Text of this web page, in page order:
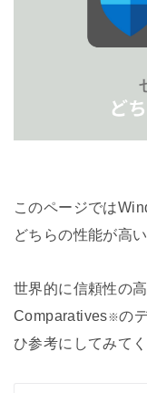
このページでは
どちらの性能が高
世界的に信頼性の
Comparatives※の
ひ参考にしてみてく